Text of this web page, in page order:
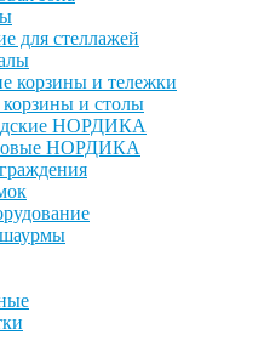
для стеллажей
корзины и тележки
и столы
НОРДИКА
НОРДИКА